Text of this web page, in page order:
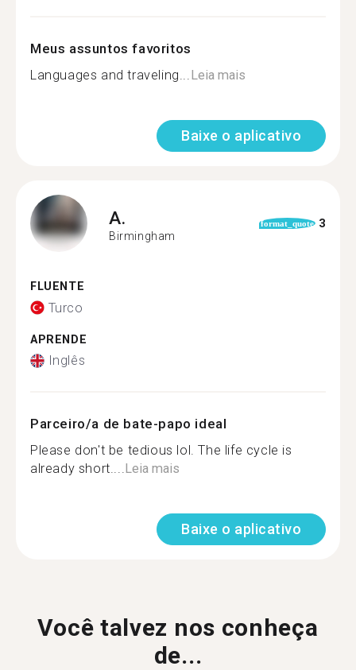
Meus assuntos favoritos
Languages and traveling...Leia mais
Baixe o aplicativo
A.
Birmingham
format_quote 3
FLUENTE
Turco
APRENDE
Inglês
Parceiro/a de bate-papo ideal
Please don't be tedious lol. The life cycle is
already short....Leia mais
Baixe o aplicativo
Você talvez nos conheça
de...